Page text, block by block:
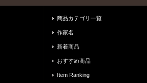
商品カテゴリ一覧
作家名
新着商品
おすすめ商品
Item Ranking